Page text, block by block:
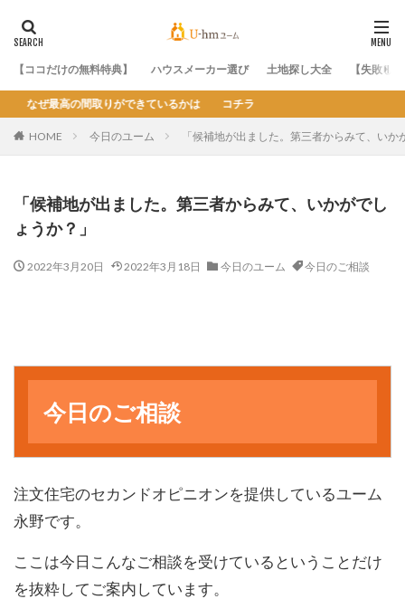
【ココだけの無料特典】 ハウスメーカー選び 土地探し大全 【失敗し
かは コチラ
HOME 今日のユーム 「候補地が出ました。第三者からみて、いか
「候補地が出ました。第三者からみて、いかがでし
ょうか？」
2022年3月20日 2022年3月18日 今日のユーム 今日のご相談
今日のご相談
注文住宅のセカンドオピニオンを提供しているユーム
永野です。
ここは今日こんなご相談を受けているということだけ
を抜粋してご案内しています。